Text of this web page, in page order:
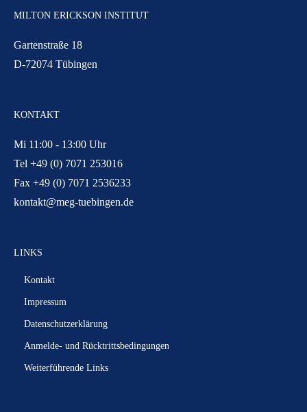
MILTON ERICKSON INSTITUT
Gartenstraße 18
D-72074 Tübingen
KONTAKT
Mi 11:00 - 13:00 Uhr
Tel +49 (0) 7071 253016
Fax +49 (0) 7071 2536233
kontakt@meg-tuebingen.de
LINKS
Kontakt
Impressum
Datenschutzerklärung
Anmelde- und Rücktrittsbedingungen
Weiterführende Links